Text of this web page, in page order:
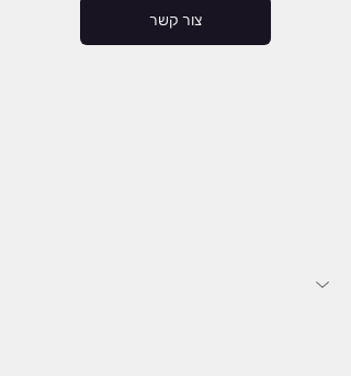
צור קשר